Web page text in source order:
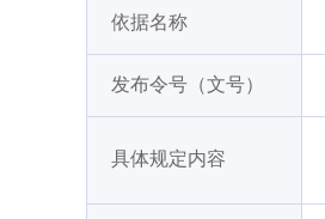
依据名称
发布令号（文号）
具体规定内容